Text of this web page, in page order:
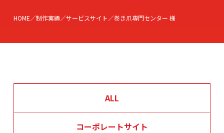
HOME 制作実績 サービスサイト 巻き爪専門センター 様
ALL
コーポレートサイト